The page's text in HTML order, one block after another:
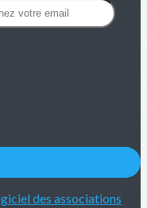
des associations